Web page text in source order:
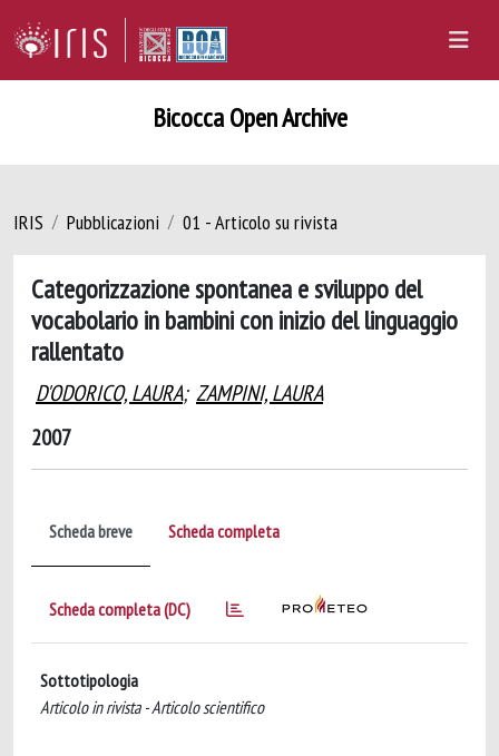
Bicocca Open Archive
IRIS Pubblicazioni 01 - Articolo su rivista
Categorizzazione spontanea e sviluppo del
vocabolario in bambini con inizio del linguaggio
rallentato
D'ODORICO, LAURA; ZAMPINI, LAURA
2007
Scheda breve Scheda completa
Scheda completa (DC)
Sottotipologia
Articolo in rivista - Articolo scientifico